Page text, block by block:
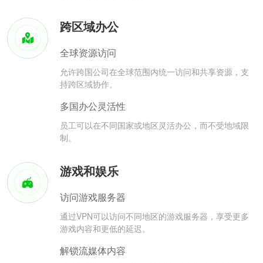
跨区域办公
全球资源访问
允许跨国公司在全球范围内统一访问和共享资源，支
持跨区域协作。
多国办公灵活性
员工可以在不同国家或地区灵活办公，而不受地域限
制。
游戏和娱乐
访问游戏服务器
通过VPN可以访问不同地区的游戏服务器，享受更多
游戏内容和更低的延迟。
解锁流媒体内容